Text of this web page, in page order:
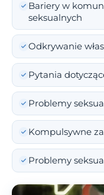
Bariery w
seksualnych
Odkrywanie
Pytania
Problemy
Kompulsywne
Problemy